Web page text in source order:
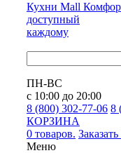
Кухни Mall
доступный
каждому
ПН-ВС
с 10:00 до 20:00
8 (800) 302-77-06 8
КОРЗИНА
0 товаров.
Меню